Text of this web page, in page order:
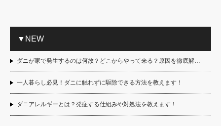
▼NEW
ダニが家で発生するのは何故？どこからやって来る？原因を徹底解…
一人暮らし必見！ダニに触れずに駆除できる方法を教えます！
ダニアレルギーとは？発症する仕組みや対処法を教えます！